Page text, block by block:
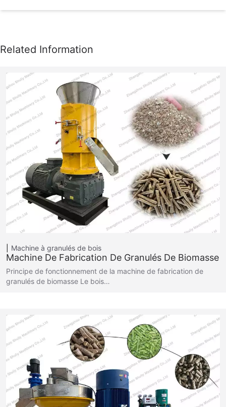
Machine à granulés de bois
Machine De Fabrication De Granulés De Biomasse
Principe de fonctionnement de la machine de fabrication de
granulés de biomasse Le bois…